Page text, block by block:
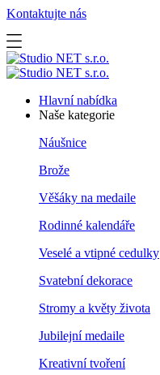
Kontaktujte nás
Hlavní nabídka
Naše kategorie
Náušnice
Brože
Věšáky na medaile
Rodinné kalendáře
Veselé a vtipné cedulky
Svatební dekorace
Stromy a květy života
Jubilejní medaile
Kreativní tvoření